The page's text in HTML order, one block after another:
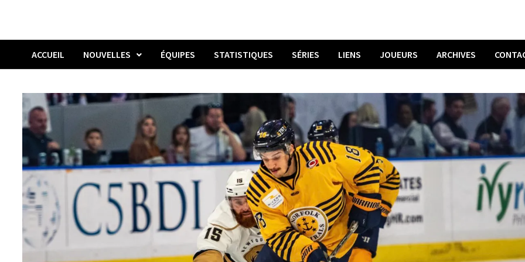
ACCUEIL NOUVELLES ÉQUIPES STATISTIQUES SÉRIES LIENS JOUEURS ARCHIVES